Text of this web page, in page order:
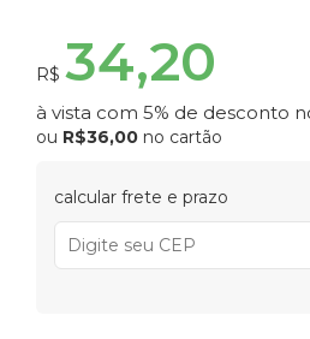
R$ 34,20
à vista com 5% de desconto
ou R$36,00 no cartão
calcular frete e prazo